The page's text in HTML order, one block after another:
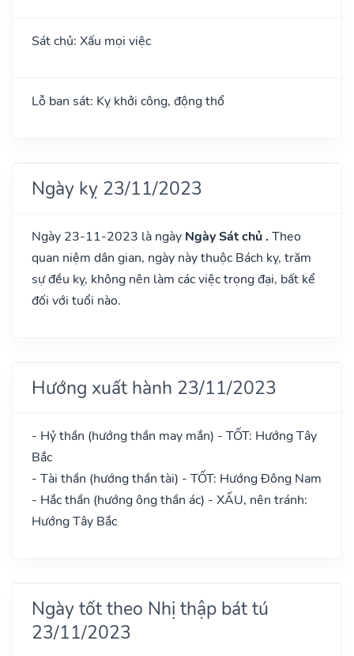
Sát chủ: Xấu mọi việc
Lỗ ban sát: Kỵ khởi công, động thổ
Ngày kỵ 23/11/2023
Ngày 23-11-2023 là ngày Ngày Sát chủ . Theo
quan niệm dân gian, ngày này thuộc Bách kỵ, trăm
sự đều kỵ, không nên làm các việc trọng đại, bất kể
đối với tuổi nào.
Hướng xuất hành 23/11/2023
- Hỷ thần (hướng thần may mắn) - TỐT: Hướng Tây
Bắc
- Tài thần (hướng thần tài) - TỐT: Hướng Đông Nam
- Hắc thần (hướng ông thần ác) - XẤU, nên tránh:
Hướng Tây Bắc
Ngày tốt theo Nhị thập bát tú
23/11/2023